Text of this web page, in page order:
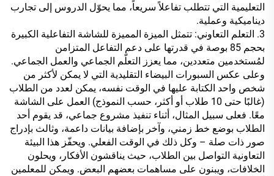
التعليمية التي تتطلب تفاعلاً سريعاً، مما يحوّل الدروس إلى تجارب
ديناميكية وعملية.
3. التعلم التعاوني: تتمثل الميزة المميزة للشاشة التفاعلية الكبيرة
بحجم 85 بوصة في قدرتها على دعم التفاعل المتزامن
لمُستخدمين متعددين، مما يعزز التعلّم الجماعي والعمل الجماعي.
وعلى عكس السبورات البيضاء التقليدية التي لا يمكن لأكثر من
شخص واحد الكتابة عليها في الوقت نفسه، يمكن لعدد من الطلاب
(غالبًا حتى 10 طلاب أو أكثر، حسب النموذج) العمل على الشاشة
معًا. فعلى سبيل المثال، أثناء تنفيذ مشروع جماعي، قد يقوم أحد
الطلاب بوضع خط زمني، وآخر بإضافة بيانات داعمة، وثالث بإدراج
صور ذات صلة – وكل ذلك في الوقت الفعلي. ويحفّز هذا البيئة
التعاونية التواصل بين الطلاب، حيث يناقشون الأفكار، ويحلون
الخلافات، ويبنون على مساهمات بعضهم البعض. ويمكن للمعلمين